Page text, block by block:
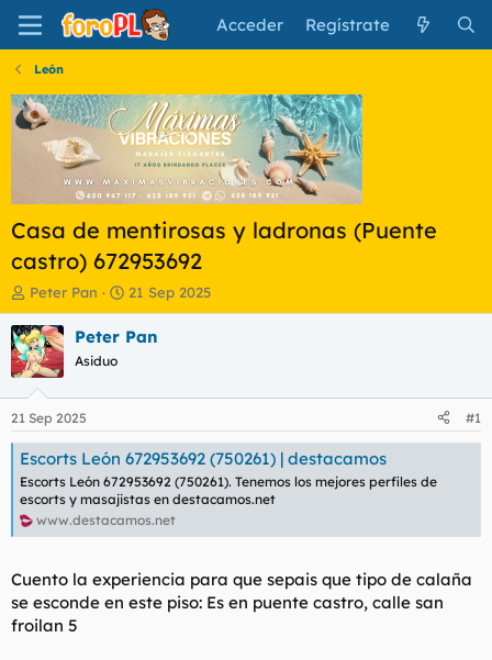
Acceder Regístrate
León
Casa de mentirosas y ladronas (Puente
castro) 672953692
I
n
i
c
i
a
d
o
d
e
l
t
a
Peter Pan
F
e
c
i
n
i
c
i
o
21 Sep 2025
Peter Pan
Asiduo
21 Sep 2025 #1
Escorts León 672953692 (750261) | destacamos
Escorts León 672953692 (750261). Tenemos los mejores perfiles de
escorts y masajistas en destacamos.net
www.destacamos.net
Cuento la experiencia para que sepais que tipo de calaña
se esconde en este piso: Es en puente castro, calle san
froilan 5